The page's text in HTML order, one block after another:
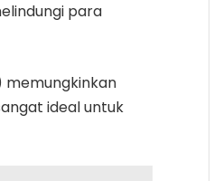
para
memungkinkan
ideal untuk